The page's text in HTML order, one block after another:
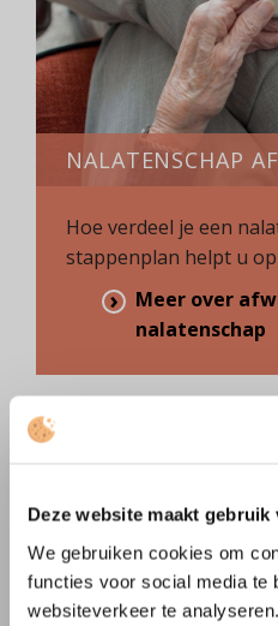
Deze website maakt gebruik
We gebruiken cookies om
functies voor social media te
websiteverkeer te
NALATENSCHAP
Hoe verdeel je een
stappenplan helpt u op
Meer over
nalatenschap